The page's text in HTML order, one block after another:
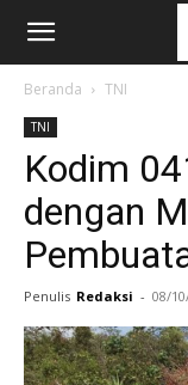
Beranda TNI
TNI
Kodim
dengan
Penulis Redaksi - 08/